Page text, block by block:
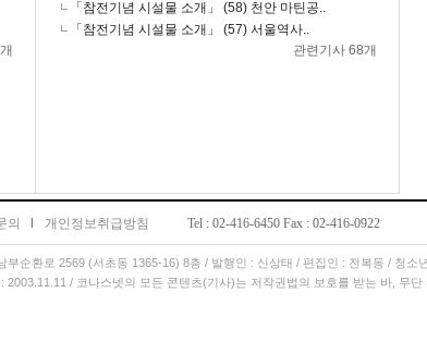
「참전기념 시설물 소개」 (58) 천안 마틴공..
「참전기념 시설물 소개」 (57) 서울역사..
관련기사 68개
의 개인정보취급방침 Tel : 02-416-6450 Fax : 02-416-0922
부순환로 2569 (서초동 1365-16) 8층 / 발행인 : 신상태 / 편집인 : 전복동 / 청소
2003.11.11 / 코나스넷의 모든 콘텐츠(기사)는 저작권법의 보호를 받는 바, 무단